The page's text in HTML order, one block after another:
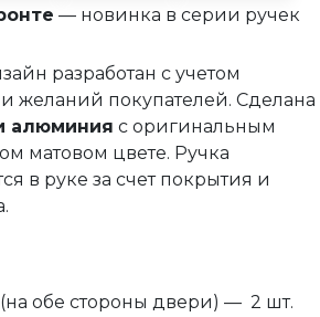
защелки
замки и защелки
завертки
дверей
ограничители)
— новинка в серии ручек
разработан с учетом
желаний покупателей. Сделана
алюминия с оригинальным
матовом цвете. Ручка
в руке за счет покрытия и
обе стороны двери) — 2 шт.